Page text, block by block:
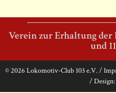
Verein zur Erhaltung der
und
© 2026 Lokomotiv-Club 103 e.V./
/ Design: